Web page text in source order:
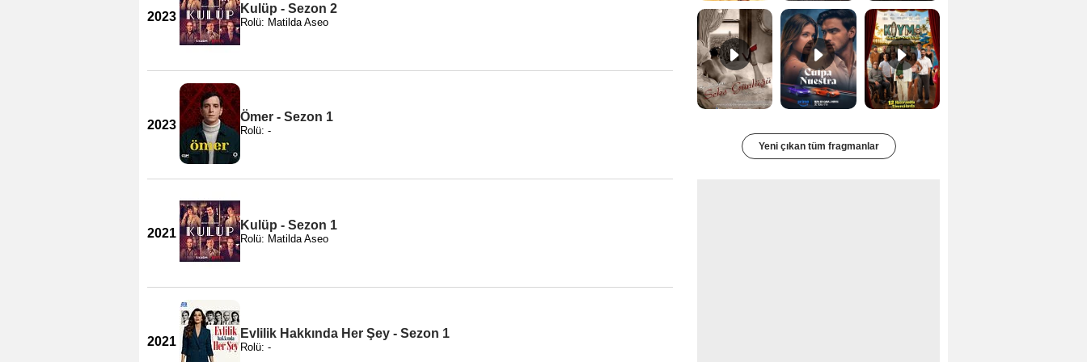
2023
Kulüp - Sezon 2
Rolü: Matilda Aseo
2023
Ömer - Sezon 1
Rolü: -
2021
Kulüp - Sezon 1
Rolü: Matilda Aseo
2021
Evlilik Hakkında Her Şey - Sezon 1
Rolü: -
Yeni çıkan tüm fragmanlar